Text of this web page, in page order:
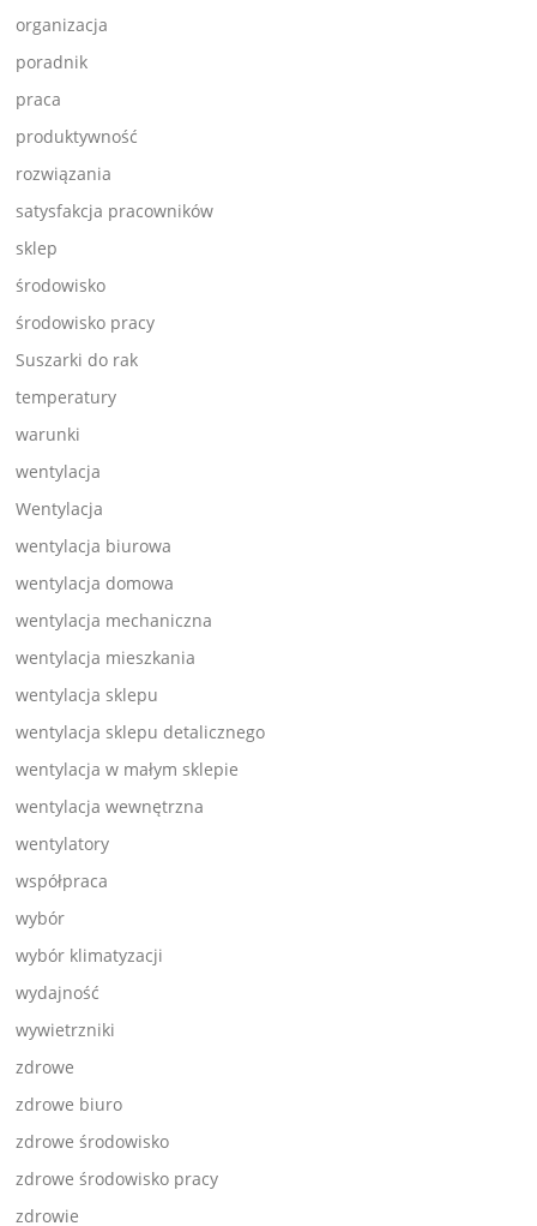
organizacja
poradnik
praca
produktywność
rozwiązania
satysfakcja pracowników
sklep
środowisko
środowisko pracy
Suszarki do rak
temperatury
warunki
wentylacja
Wentylacja
wentylacja biurowa
wentylacja domowa
wentylacja mechaniczna
wentylacja mieszkania
wentylacja sklepu
wentylacja sklepu detalicznego
wentylacja w małym sklepie
wentylacja wewnętrzna
wentylatory
współpraca
wybór
wybór klimatyzacji
wydajność
wywietrzniki
zdrowe
zdrowe biuro
zdrowe środowisko
zdrowe środowisko pracy
zdrowie